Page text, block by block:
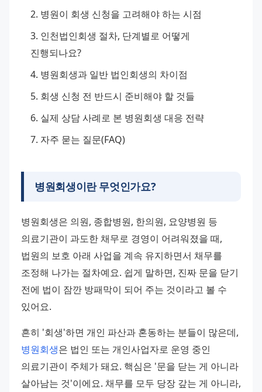
병원이 회생 신청을 고려해야 하는 시점
인천법인회생 절차, 단계별로 어떻게
진행되나요?
병원회생과 일반 법인회생의 차이점
회생 신청 전 반드시 준비해야 할 것들
실제 상담 사례로 본 병원회생 대응 전략
자주 묻는 질문(FAQ)
병원회생이란 무엇인가요?
병원회생은 의원, 종합병원, 한의원, 요양병원 등
의료기관이 과도한 채무로 경영이 어려워졌을 때,
법원의 보호 아래 사업을 계속 유지하면서 채무를
조정해 나가는 절차예요. 쉽게 말하면, 진짜 문을 닫기
전에 법이 잠깐 방패막이 되어 주는 것이라고 볼 수
있어요.
병원회생은 법인 또는 개인사업자로 운영 중인
의료기관이 주체가 돼요. 핵심은 '문을 닫는 게 아니라
살아남는 것'이에요. 채무를 모두 당장 갚는 게 아니라,